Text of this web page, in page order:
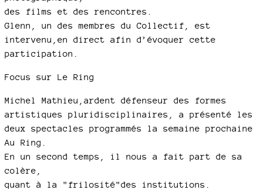
des films et des rencontres.
Glenn, un des membres du Collectif, est
intervenu,en direct afin d’évoquer cette
participation.
Focus sur Le Ring
Michel Mathieu,ardent défenseur des formes
artistiques pluridisciplinaires, a présenté les
deux spectacles programmés la semaine prochaine
Au Ring.
En un second temps, il nous a fait part de sa
colère,
quant à la "frilosité"des institutions.